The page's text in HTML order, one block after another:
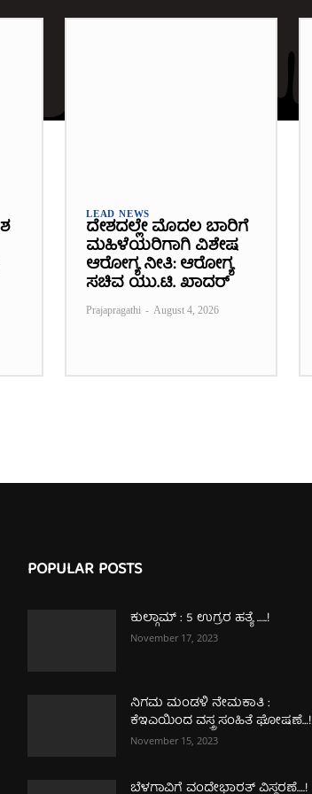
LEAD NEWS
ದೇಶದಲ್ಲೇ ಮೊದಲ ಬಾರಿಗೆ
ಮಹಿಳೆಯರಿಗಾಗಿ ವಿಶೇಷ
ಆರೋಗ್ಯ ನೀತಿ: ಆರೋಗ್ಯ
ಸಚಿವ ಯು.ಟಿ. ಖಾದರ್
Prajapragathi - August 4, 2026
POPULAR POSTS
ಕುಲ್ಗಾಮ್‌ : 5 ಉಗ್ರರ ಹತ್ಯೆ …..!
November 17, 2023
ನಿಗಮ ಮಂಡಳಿ ನೇಮಕಾತಿ :
ಕೆಇಎಯಿಂದ ವಸ್ತ್ರ ಸಂಹಿತೆ ಘೋಷಣೆ…!
November 15, 2023
ಬೆಳಗಾವಿಗೆ ವಂದೇಭಾರತ್‌ ವಿಸ್ಥರಣೆ….!